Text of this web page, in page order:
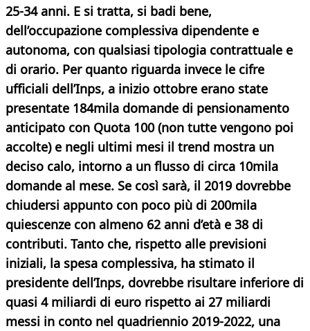
25-34 anni. E si tratta, si badi bene,
dell’occupazione complessiva dipendente e
autonoma, con qualsiasi tipologia contrattuale e
di orario. Per quanto riguarda invece le cifre
ufficiali dell’Inps, a inizio ottobre erano state
presentate 184mila domande di pensionamento
anticipato con Quota 100 (non tutte vengono poi
accolte) e negli ultimi mesi il trend mostra un
deciso calo, intorno a un flusso di circa 10mila
domande al mese. Se così sarà, il 2019 dovrebbe
chiudersi appunto con poco più di 200mila
quiescenze con almeno 62 anni d’età e 38 di
contributi. Tanto che, rispetto alle previsioni
iniziali, la spesa complessiva, ha stimato il
presidente dell’Inps, dovrebbe risultare inferiore di
quasi 4 miliardi di euro rispetto ai 27 miliardi
messi in conto nel quadriennio 2019-2022, una